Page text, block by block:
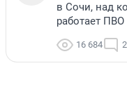
в Сочи, над
работает ПВО
16 684